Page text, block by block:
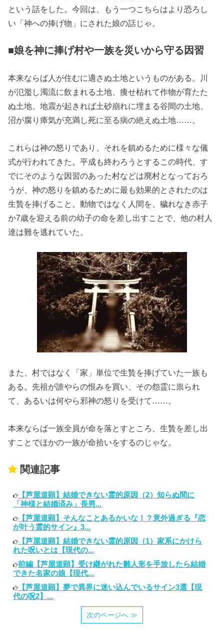
という話をした。今回は、もう一つこちらはより恐ろし
い「神への捧げ物」にされた娘の話じゃ。
■娘を神に捧げ村や一族を災いから守る因習
本来ならば人が住むに適さぬ土地というものがある。川
が氾濫し濁流に飲まれる土地、痩せ枯れて作物が育たた
ぬ土地、地震が起きれば土砂崩れに埋まる谷間の土地、
沼が腐り瘴気が充満し死に至る病の絶えぬ土地……。
これらは神の怒りであり、それを鎮めるために様々な儀
式が行われてきた。平成も終わろうとするこの時代、す
でにそのような因習のあった村などは廃村となっておろ
うが、神の怒りを鎮めるために最も効果的とされたのは
生贄を捧げること。動物ではなく人間を、穢れなき赤子
か7歳を迎える前の幼子の命を差し出すことで、他の村人
達は難を逃れていた。
また、村ではなく「家」単位で生贄を捧げていた一族も
ある。先祖が誰やらの恨みを買い、その怨霊に祟られ
て、あるいは何やら邪神の怒りを受けて……。
本来ならば一族全員が命を落とすところ、生贄を差し出
すことでほかの一族が命拾いをするのじゃな。
関連記事
【芦屋道顕】結婚できない霊的原因（2）知らぬ間に
「神様と結婚済み」長男...
【芦屋道顕】そんなことあるかいな！？意外過ぎる『恋
が叶う霊的サイン』3...
【芦屋道顕】結婚できない霊的原因（1）家系にかけら
れた呪いとは【現代の...
前編【芦屋道顕】受け継がれた雛人形を手放したら結婚
できた名家の娘【現代...
【芦屋道顕】夢で異界に迷い込んでいるサイン3選【現
代の呪2】...
次のページへ ≫